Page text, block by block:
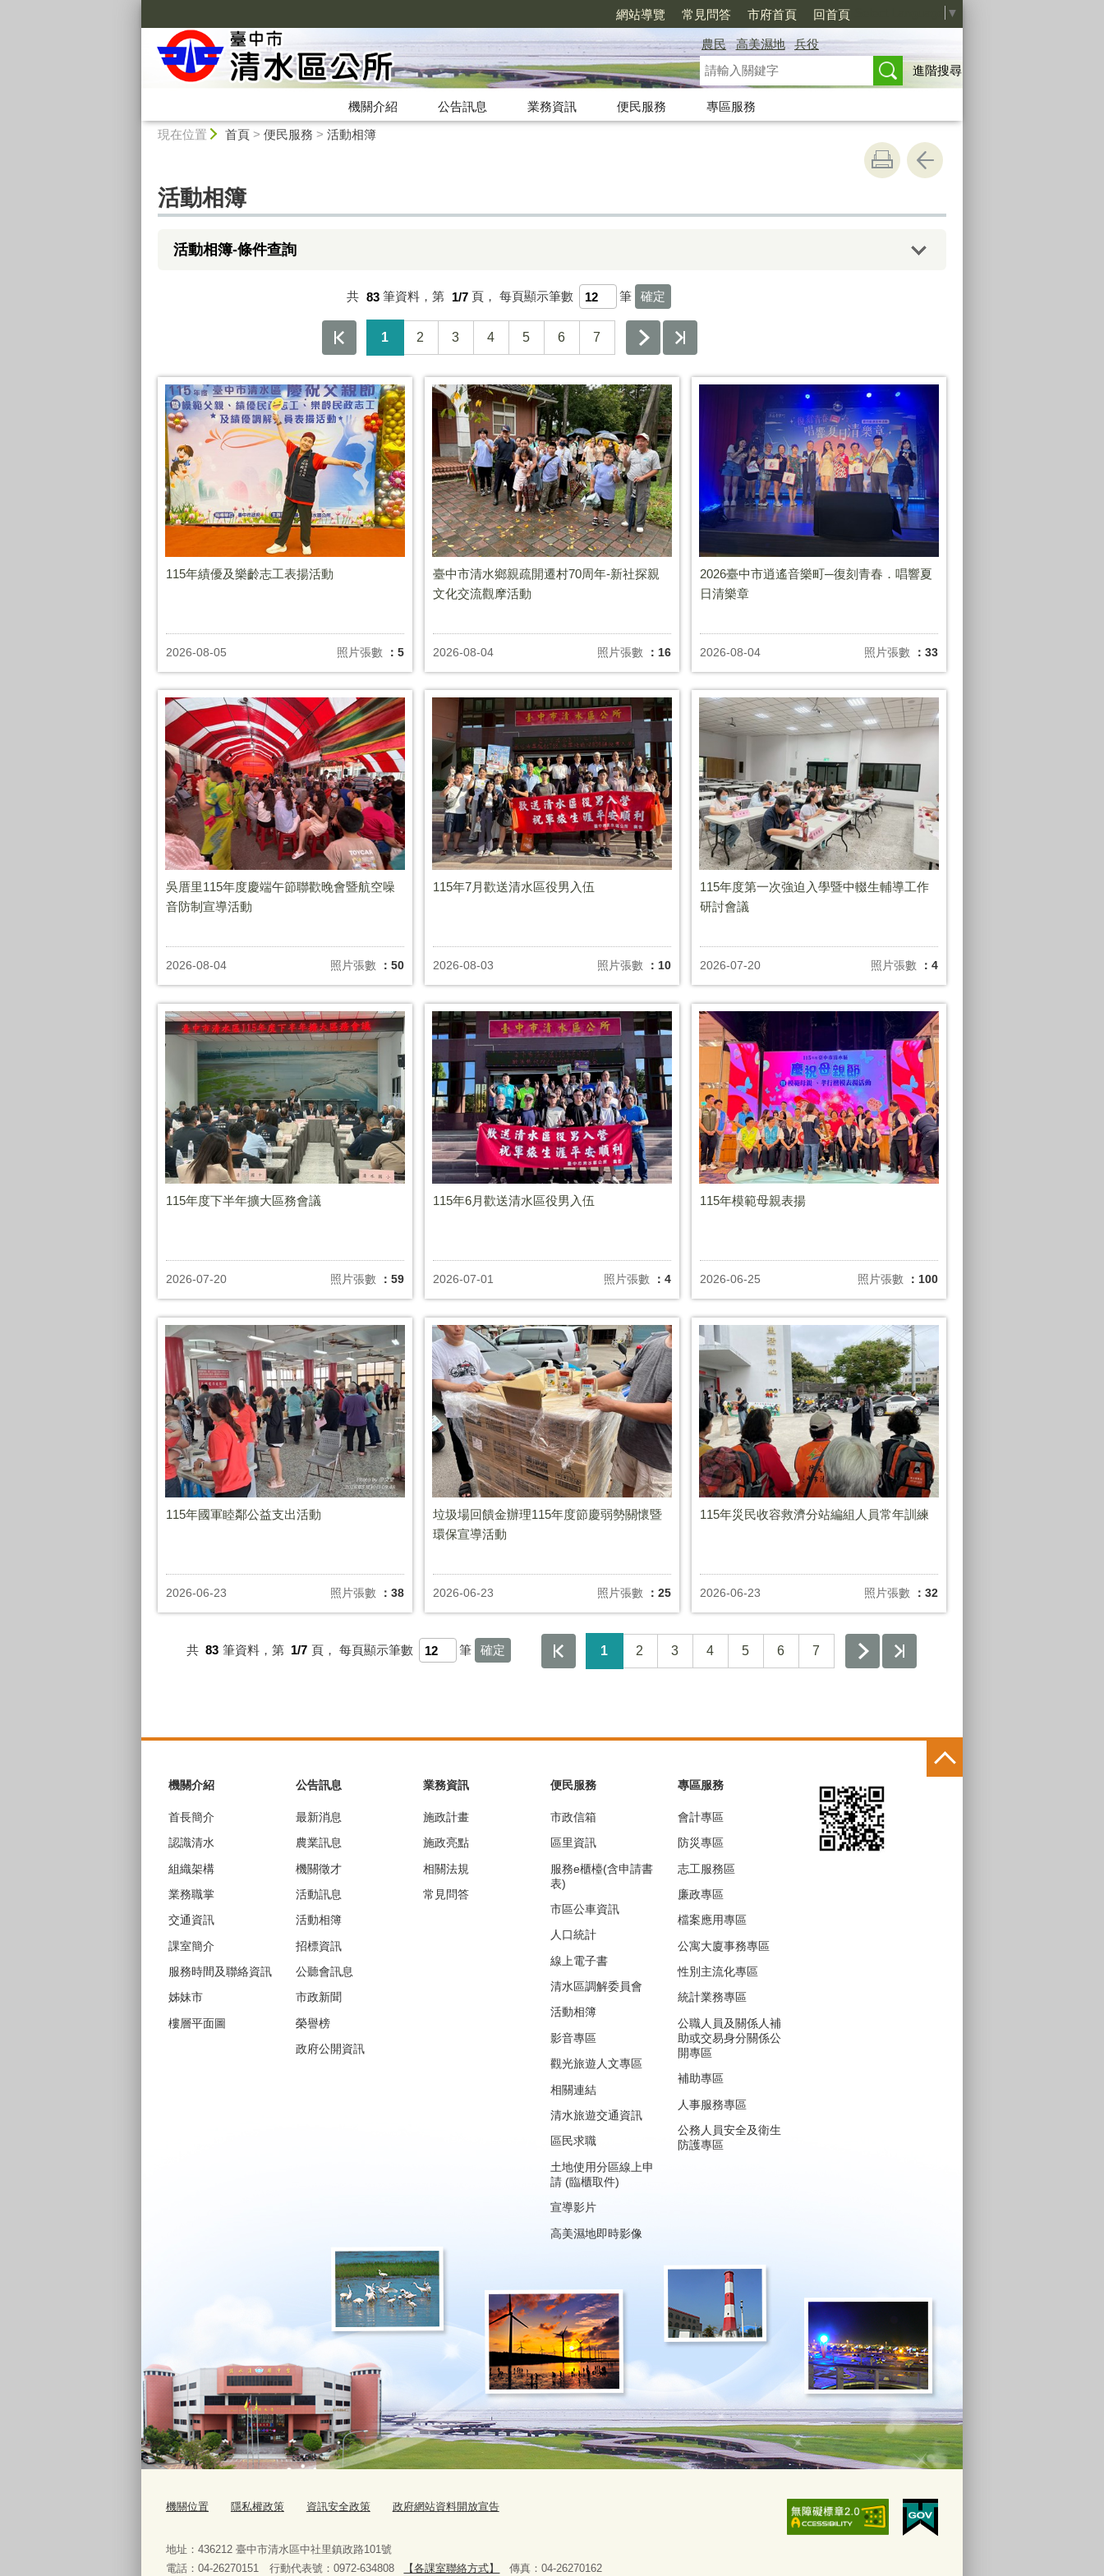
網站導覽 常見問答 市府首頁 回首頁 ▼
農民 高美濕地
兵役
進階搜尋
機關介紹 公告訊息 業務資訊 便民服務
專區服務
現在位置 首頁> 便民服務 > 活動相簿
活動相簿
活動相簿-條件查詢
共 83 筆資料，第 1/7 頁， 每頁顯示筆數 筆
1 2 3 4 5 6 7
115年績優及樂齡志工表揚活動
2026-08-05 照片張數 ：5
臺中市清水鄉親疏開遷村70周年-新社探親
文化交流觀摩活動
2026-08-04 照片張數 ：16
2026臺中市逍遙音樂町─復刻青春．唱響夏
日清樂章
2026-08-04 照片張數 ：33
吳厝里115年度慶端午節聯歡晚會暨航空噪
音防制宣導活動
2026-08-04 照片張數 ：50
115年7月歡送清水區役男入伍
2026-08-03 照片張數 ：10
115年度第一次強迫入學暨中輟生輔導工作
研討會議
2026-07-20 照片張數 ：4
115年度下半年擴大區務會議
2026-07-20 照片張數 ：59
115年6月歡送清水區役男入伍
2026-07-01 照片張數 ：4
115年模範母親表揚
2026-06-25 照片張數 ：100
115年國軍睦鄰公益支出活動
2026-06-23 照片張數 ：38
垃圾場回饋金辦理115年度節慶弱勢關懷暨
環保宣導活動
2026-06-23 照片張數 ：25
115年災民收容救濟分站編組人員常年訓練
2026-06-23 照片張數 ：32
共 83 筆資料，第 1/7 頁， 每頁顯示筆數 筆 1 2 3 4 5 6 7
機關介紹
首長簡介
認識清水
組織架構
業務職掌
交通資訊
課室簡介
服務時間及聯絡資訊
姊妹市
樓層平面圖
公告訊息
最新消息
農業訊息
機關徵才
活動訊息
活動相簿
招標資訊
公聽會訊息
市政新聞
榮譽榜
政府公開資訊
業務資訊
施政計畫
施政亮點
相關法規
常見問答
便民服務
市政信箱
區里資訊
服務e櫃檯(含申請書
表)
市區公車資訊
人口統計
線上電子書
清水區調解委員會
活動相簿
影音專區
觀光旅遊人文專區
相關連結
清水旅遊交通資訊
區民求職
土地使用分區線上申
請 (臨櫃取件)
宣導影片
高美濕地即時影像
專區服務
會計專區
防災專區
志工服務區
廉政專區
檔案應用專區
公寓大廈事務專區
性別主流化專區
統計業務專區
公職人員及關係人補
助或交易身分關係公
開專區
補助專區
人事服務專區
公務人員安全及衛生
防護專區
機關位置 隱私權政策 資訊安全政策 政府網站資料開放宣告
地址：436212 臺中市清水區中社里鎮政路101號
電話：04-26270151 行動代表號：0972-634808
【各課室聯絡方式】 傳真：04-26270162